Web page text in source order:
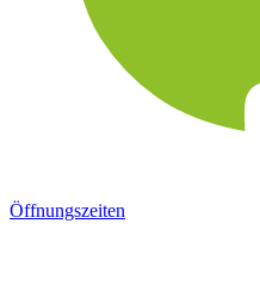
Öffnungszeiten